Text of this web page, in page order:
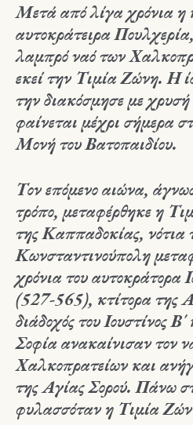
Μετά από λίγα χρόνια η
αυτοκράτειρα
λαμπρό ναό των
εκεί την Τιμία Ζώνη. Η
την διακόσμησε με
φαίνεται μέχρι σήμερα
Μονή του Βατοπαιδίου.
Τον επόμενο αιώνα,
τρόπο, μεταφέρθηκε η
της Καππαδοκίας, νότια
Κωνσταντινούπολη
χρόνια του αυτοκράτορα
(527-565), κτίτορα της
διάδοχός του Ιουστίνος
Σοφία ανακαίνισαν τον
Χαλκοπρατείων και
της Αγίας Σορού. Πάνω
φυλασσόταν η Τιμία